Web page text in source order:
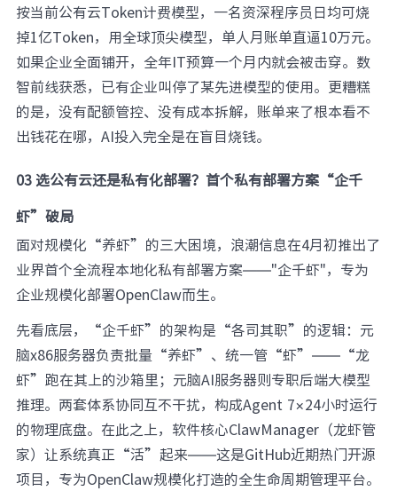
按当前公有云Token计费模型，一名资深程序员日均可烧
掉1亿Token，用全球顶尖模型，单人月账单直逼10万元。
如果企业全面铺开，全年IT预算一个月内就会被击穿。数
智前线获悉，已有企业叫停了某先进模型的使用。更糟糕
的是，没有配额管控、没有成本拆解，账单来了根本看不
出钱花在哪，AI投入完全是在盲目烧钱。
03 选公有云还是私有化部署？首个私有部署方案“企千
虾”破局
面对规模化“养虾”的三大困境，浪潮信息在4月初推出了
业界首个全流程本地化私有部署方案——"企千虾"，专为
企业规模化部署OpenClaw而生。
先看底层，“企千虾”的架构是“各司其职”的逻辑：元
脑x86服务器负责批量“养虾”、统一管“虾”——“龙
虾”跑在其上的沙箱里；元脑AI服务器则专职后端大模型
推理。两套体系协同互不干扰，构成Agent 7×24小时运行
的物理底盘。在此之上，软件核心ClawManager（龙虾管
家）让系统真正“活”起来——这是GitHub近期热门开源
项目，专为OpenClaw规模化打造的全生命周期管理平台。